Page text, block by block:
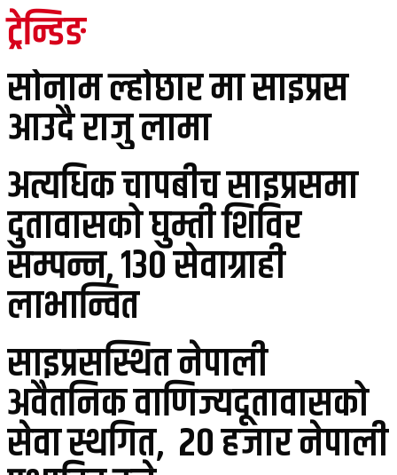
ट्रेन्डिङ
सोनाम ल्होछार मा साइप्रस
आउदै राजु लामा
अत्यधिक चापबीच साइप्रसमा
दुतावासको घुम्ती शिविर
सम्पन्न, १३० सेवाग्राही
लाभान्वित
साइप्रसस्थित नेपाली
अवैतनिक वाणिज्यदूतावासको
सेवा स्थगित, २० हजार नेपाली